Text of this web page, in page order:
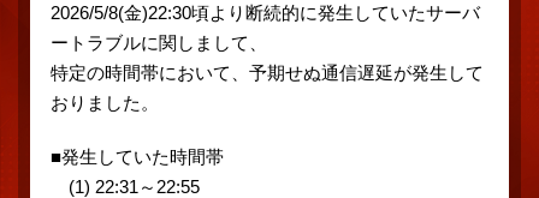
2026/5/8(金)22:30頃より断続的に発生していたサーバ
ートラブルに関しまして、
特定の時間帯において、予期せぬ通信遅延が発生して
おりました。
■発生していた時間帯
(1) 22:31～22:55